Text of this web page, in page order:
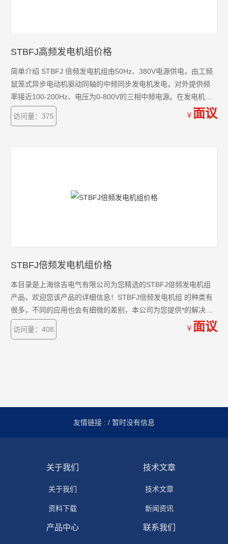
STBFJ高频发电机组价格
简单介绍 STBFJ 倍频发电机组由50Hz、380V电源供电，由工频
鼠笼式异步电动机驱动同轴的中频同步发电机发电，对外提供频
率接近100-200Hz、电压为0-800V的三相中频电源。在发电机起
动成功后，中频发电机空载剩磁电压不超过40V，通过调节励磁，
输出电压在不超过40V到800V范围内连续可调。
访问量：375 ￥ 面议
STBFJ倍频发电机组价格
本目录是上海徐吉电气有限公司为您精选的STBFJ倍频发电机组
产品，欢迎您该产品的详细信息！STBFJ倍频发电机组 的种类有
很多，不同的应用也会有细微的差别，本公司为您提供*的解决方
案。
访问量：408
￥ 面议
友情链接 : / 暂时没有信息
关于我们
关于我们
资料下载
技术文章
技术文章
新闻资讯
产品中心 联系我们